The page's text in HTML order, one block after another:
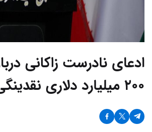
ادعای نادرست زاکانی
۲۰۰ میلیارد دلاری نقدینگی